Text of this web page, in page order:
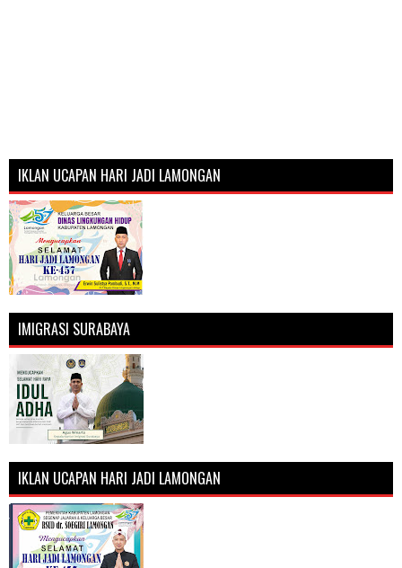
IKLAN UCAPAN HARI JADI LAMONGAN
IMIGRASI SURABAYA
IKLAN UCAPAN HARI JADI LAMONGAN